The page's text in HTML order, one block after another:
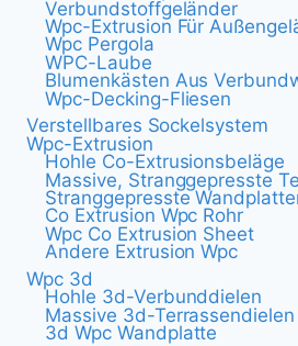
Verbundstoffgeländer
Wpc-Extrusion Für
Wpc Pergola
WPC-Laube
Blumenkästen Aus
Wpc-Decking-Fliesen
Verstellbares Sockelsystem
Wpc-Extrusion
Hohle Co-Extrusionsbeläge
Massive, Stranggepresste
Stranggepresste
Co Extrusion Wpc Rohr
Wpc Co Extrusion Sheet
Andere Extrusion Wpc
Wpc 3d
Hohle 3d-Verbunddielen
Massive 3d-Terrassendielen
3d Wpc Wandplatte